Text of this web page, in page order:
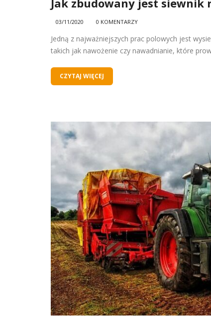
03/11/2020 0 KOMENTARZY
Jedną z najważniejszych prac polowych jest
takich jak nawożenie czy nawadnianie, które
CZYTAJ WIĘCEJ